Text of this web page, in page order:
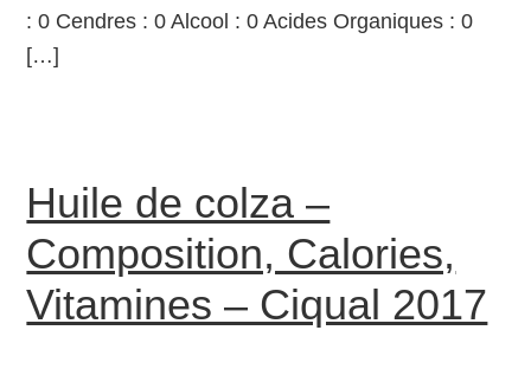
: 0 Cendres : 0 Alcool : 0 Acides Organiques : 0
[…]
Huile de colza –
Composition, Calories,
Vitamines – Ciqual 2017